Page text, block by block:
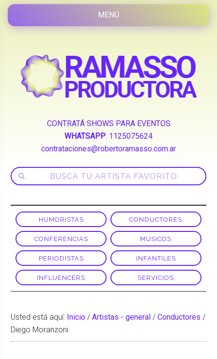
CONTRATÁ SHOWS PARA EVENTOS
WHATSAPP: 1125075624
contrataciones@robertoramasso.com.ar
HUMORISTAS CONDUCTORES
CONFERENCIAS MUSICOS
PERIODISTAS INFANTILES
INFLUENCERS SERVICIOS
Usted está aquí: Inicio / Artistas - general / Conductores /
Diego Moranzoni